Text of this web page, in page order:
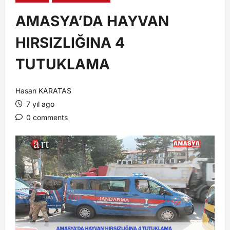
AMASYA’DA HAYVAN
HIRSIZLIĞINA 4
TUTUKLAMA
Hasan KARATAS
7 yıl ago
0 comments